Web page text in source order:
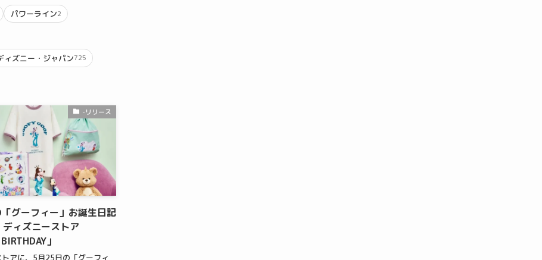
パワーライン2
ィズニー・ジャパン725
-リリース
グーフィー」お誕生日記
ィズニーストア
」
アに、5月25日の「グーフィ